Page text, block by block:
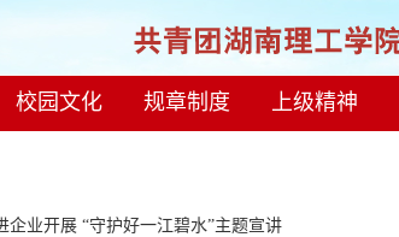
校园文化 规章制度 上级精神
企业开展 “守护好一江碧水”主题宣讲